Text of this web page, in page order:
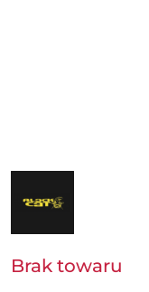
NAZWA
BLACK
Brak towaru